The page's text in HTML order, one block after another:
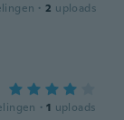
· 2 uploads
· 1 uploads